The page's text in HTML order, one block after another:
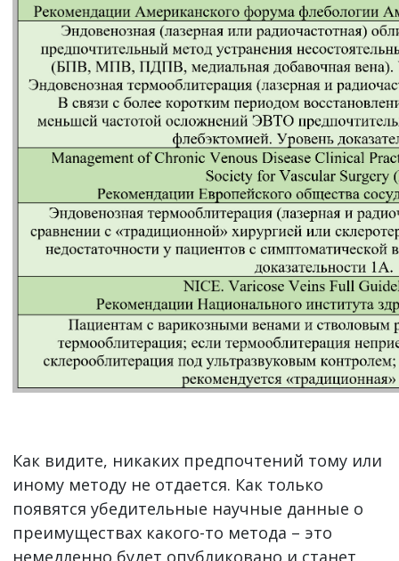
Как видите, никаких предпочтений тому или
иному методу не отдается. Как только
появятся убедительные научные данные о
преимуществах какого-то метода – это
немедленно будет опубликовано и станет